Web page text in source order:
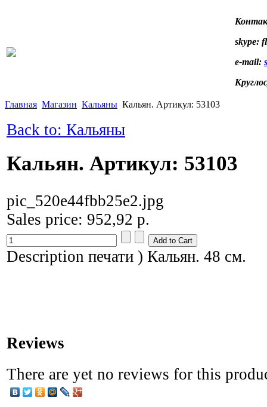
skype:
e-mail:
Главная Магазин Кальяны Кальян. Артикул: 53103
Back to: Кальяны
Кальян. Артикул: 53103
pic_520e44fbb25e2.jpg
Sales price: 952,92 р.
Description печати ) Кальян. 48 см.
Reviews
There are yet no reviews for this